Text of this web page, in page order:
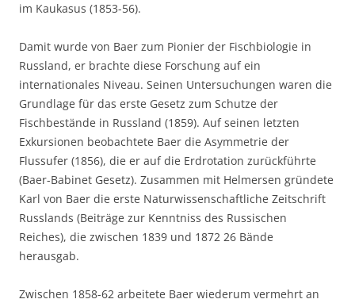
im Kaukasus (1853-56).
Damit wurde von Baer zum Pionier der Fischbiologie in
Russland, er brachte diese Forschung auf ein
internationales Niveau. Seinen Untersuchungen waren die
Grundlage für das erste Gesetz zum Schutze der
Fischbestände in Russland (1859). Auf seinen letzten
Exkursionen beobachtete Baer die Asymmetrie der
Flussufer (1856), die er auf die Erdrotation zurückführte
(Baer-Babinet Gesetz). Zusammen mit Helmersen gründete
Karl von Baer die erste Naturwissenschaftliche Zeitschrift
Russlands (Beiträge zur Kenntniss des Russischen
Reiches), die zwischen 1839 und 1872 26 Bände
herausgab.
Zwischen 1858-62 arbeitete Baer wiederum vermehrt an